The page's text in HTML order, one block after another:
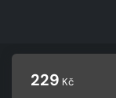
229 Kč